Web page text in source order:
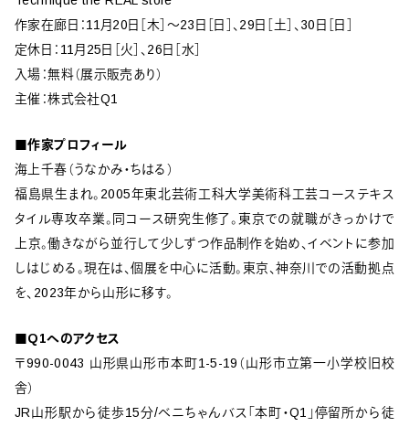
作家在廊日：11月20日［木］〜23日［日］、29日［土］、30日［日］
定休日：11月25日［火］、26日［水］
入場：無料（展示販売あり）
主催：株式会社Q1
■作家プロフィール
海上千春（うなかみ・ちはる）
福島県生まれ。2005年東北芸術工科大学美術科工芸コーステキス
タイル専攻卒業。同コース研究生修了。東京での就職がきっかけで
上京。働きながら並行して少しずつ作品制作を始め、イベントに参加
しはじめる。現在は、個展を中心に活動。東京、神奈川での活動拠点
を、2023年から山形に移す。
■Q1へのアクセス
〒990-0043 山形県山形市本町1-5-19（山形市立第一小学校旧校
舎）
JR山形駅から徒歩15分/ベニちゃんバス「本町・Q1」停留所から徒